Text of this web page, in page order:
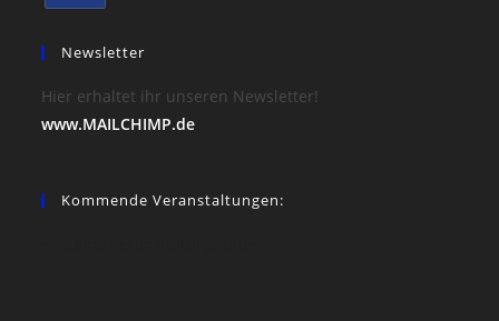
in
new
tab
Newsletter
Hier erhaltet ihr unseren Newsletter!
www.MAILCHIMP.de
Kommende Veranstaltungen: